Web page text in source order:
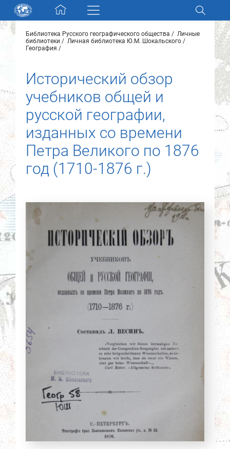
Skip navigation
Разделы и коллекции
Новости
О нас
Контакты
Партнеры
Найти
Библиотека Русского географического общества
Личные
библиотеки
Личная библиотека Ю.М. Шокальского
География
Исторический обзор
учебников общей и
русской географии,
изданных со времени
Петра Великого по 1876
год (1710-1876 г.)